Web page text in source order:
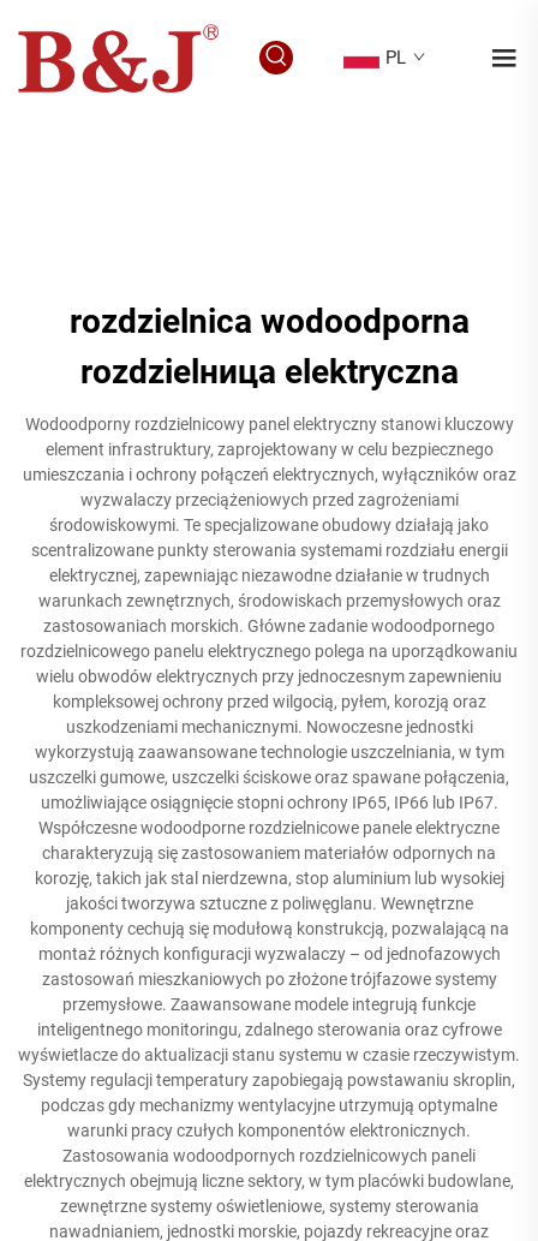
PL
rozdzielnica wodoodporna
rozdzielница elektryczna
Wodoodporny rozdzielnicowy panel elektryczny stanowi kluczowy
element infrastruktury, zaprojektowany w celu bezpiecznego
umieszczania i ochrony połączeń elektrycznych, wyłączników oraz
wyzwalaczy przeciążeniowych przed zagrożeniami
środowiskowymi. Te specjalizowane obudowy działają jako
scentralizowane punkty sterowania systemami rozdziału energii
elektrycznej, zapewniając niezawodne działanie w trudnych
warunkach zewnętrznych, środowiskach przemysłowych oraz
zastosowaniach morskich. Główne zadanie wodoodpornego
rozdzielnicowego panelu elektrycznego polega na uporządkowaniu
wielu obwodów elektrycznych przy jednoczesnym zapewnieniu
kompleksowej ochrony przed wilgocią, pyłem, korozją oraz
uszkodzeniami mechanicznymi. Nowoczesne jednostki
wykorzystują zaawansowane technologie uszczelniania, w tym
uszczelki gumowe, uszczelki ściskowe oraz spawane połączenia,
umożliwiające osiągnięcie stopni ochrony IP65, IP66 lub IP67.
Współczesne wodoodporne rozdzielnicowe panele elektryczne
charakteryzują się zastosowaniem materiałów odpornych na
korozję, takich jak stal nierdzewna, stop aluminium lub wysokiej
jakości tworzywa sztuczne z poliwęglanu. Wewnętrzne
komponenty cechują się modułową konstrukcją, pozwalającą na
montaż różnych konfiguracji wyzwalaczy – od jednofazowych
zastosowań mieszkaniowych po złożone trójfazowe systemy
przemysłowe. Zaawansowane modele integrują funkcje
inteligentnego monitoringu, zdalnego sterowania oraz cyfrowe
wyświetlacze do aktualizacji stanu systemu w czasie rzeczywistym.
Systemy regulacji temperatury zapobiegają powstawaniu skroplin,
podczas gdy mechanizmy wentylacyjne utrzymują optymalne
warunki pracy czułych komponentów elektronicznych.
Zastosowania wodoodpornych rozdzielnicowych paneli
elektrycznych obejmują liczne sektory, w tym placówki budowlane,
zewnętrzne systemy oświetleniowe, systemy sterowania
nawadnianiem, jednostki morskie, pojazdy rekreacyjne oraz